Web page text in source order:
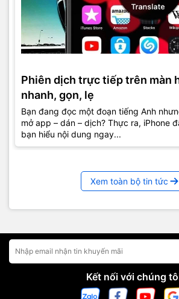
Phiên dịch trực tiếp trên màn
nhanh, gọn, lẹ
Bạn đang đọc một đoạn tiếng Anh
mở app – dán – dịch? Thực ra, iPhone
bạn hiểu nội dung ngay...
Xem toàn bộ tin tức
Kết nối với chúng